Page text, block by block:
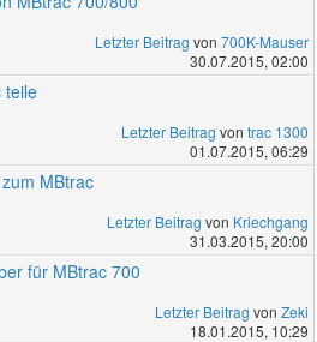
Letzter Beitrag von 700K-Mauser
30.07.2015, 02:00
teile
Letzter Beitrag von trac 1300
01.07.2015, 06:29
MBtrac
Letzter Beitrag von Kriechgang
31.03.2015, 20:00
für MBtrac 700
Letzter Beitrag von Zeki
18.01.2015, 10:29